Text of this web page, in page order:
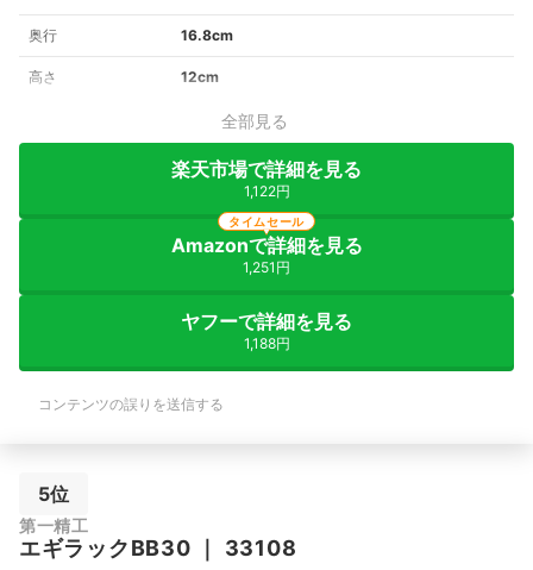
奥行 16.8cm
高さ 12cm
全部見る
楽天市場で詳細を見る
1,122円
Amazonで詳細を見る
1,251円
タイムセール
ヤフーで詳細を見る
1,188円
コンテンツの誤りを送信する
5位
第一精工
エギラックBB30 33108